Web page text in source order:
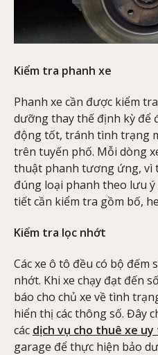
Kiểm tra phanh xe
Phanh xe cần được kiểm
dưỡng thay thế định kỳ để
động tốt, tránh tình trạng
trên tuyến phố. Mỗi dòng
thuật phanh tương ứng, vì
đúng loại phanh theo lưu ý
tiết cần kiểm tra gồm bố,
Kiểm tra lọc nhớt
Các xe ô tô đều có bộ đếm
nhớt. Khi xe chạy đạt đến
báo cho chủ xe về tình
hiển thị các thông số. Đây
các dịch vụ cho thuê xe uy
garage để thực hiện bảo